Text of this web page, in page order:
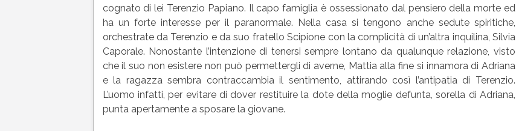
cognato di lei Terenzio Papiano. Il capo famiglia è ossessionato dal pensiero della morte ed
ha un forte interesse per il paranormale. Nella casa si tengono anche sedute spiritiche,
orchestrate da Terenzio e da suo fratello Scipione con la complicità di un’altra inquilina, Silvia
Caporale. Nonostante l’intenzione di tenersi sempre lontano da qualunque relazione, visto
che il suo non esistere non può permettergli di averne, Mattia alla fine si innamora di Adriana
e la ragazza sembra contraccambia il sentimento, attirando così l’antipatia di Terenzio.
L’uomo infatti, per evitare di dover restituire la dote della moglie defunta, sorella di Adriana,
punta apertamente a sposare la giovane.